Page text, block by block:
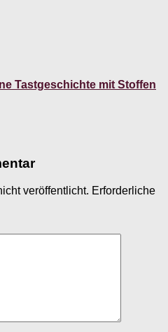
Tastgeschichte mit Stoffen
veröffentlicht. Erforderliche